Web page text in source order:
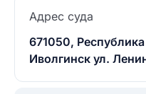
Адрес суда
671050,
Иволгинск ул.